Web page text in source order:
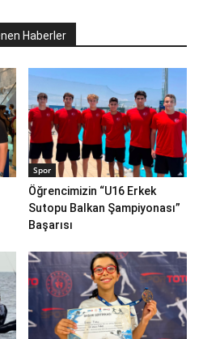
Haberler
Spor
Öğrencimizin “U16 Erkek
Sutopu Balkan Şampiyonası”
Başarısı